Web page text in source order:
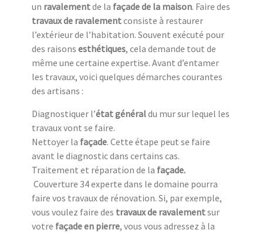
un ravalementde la façade de la maison. Faire des
travaux de ravalementconsiste à restaurer
l’extérieur de l’habitation. Souvent exécuté pour
des raisons esthétiques, cela demande tout de
même une certaine expertise. Avant d’entamer
les travaux, voici quelques démarches courantes
des artisans :
Diagnostiquer l’état généraldu mur sur lequel les
travaux vont se faire.
Nettoyer la façade. Cette étape peut se faire
avant le diagnostic dans certains cas.
Traitement et réparation de la façade.
Couverture 34 experte dans le domaine pourra
faire vos travaux de rénovation. Si, par exemple,
vous voulez faire des travaux de ravalementsur
votre façade en pierre, vous vous adressez à la